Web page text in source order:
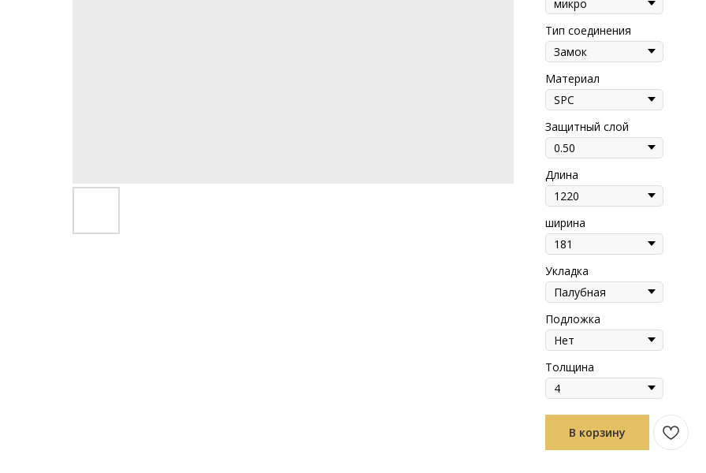
Тип соединения
Материал
Защитный слой
Длина
ширина
Укладка
Подложка
Толщина
В корзину